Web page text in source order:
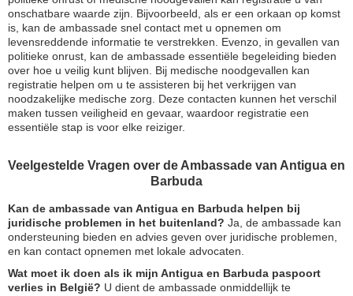
onschatbare waarde zijn. Bijvoorbeeld, als er een orkaan op komst
is, kan de ambassade snel contact met u opnemen om
levensreddende informatie te verstrekken. Evenzo, in gevallen van
politieke onrust, kan de ambassade essentiële begeleiding bieden
over hoe u veilig kunt blijven. Bij medische noodgevallen kan
registratie helpen om u te assisteren bij het verkrijgen van
noodzakelijke medische zorg. Deze contacten kunnen het verschil
maken tussen veiligheid en gevaar, waardoor registratie een
essentiële stap is voor elke reiziger.
Veelgestelde Vragen over de Ambassade van Antigua en
Barbuda
Kan de ambassade van Antigua en Barbuda helpen bij
juridische problemen in het buitenland? Ja, de ambassade kan
ondersteuning bieden en advies geven over juridische problemen,
en kan contact opnemen met lokale advocaten.
Wat moet ik doen als ik mijn Antigua en Barbuda paspoort
verlies in België? U dient de ambassade onmiddellijk te